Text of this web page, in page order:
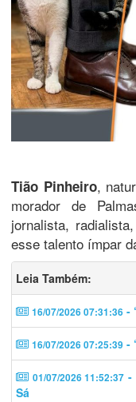
Tião Pinheiro,
morador de
jornalista,
esse talento ímpar
Leia Também:
16/07/2026 07:31:36 -
16/07/2026 07:25:39 -
01/07/2026 11:52:37 -
Sá